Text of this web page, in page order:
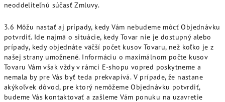
neoddeliteľnú súčasť Zmluvy.
3.6 Môžu nastať aj prípady, kedy Vám nebudeme môcť Objednávku
potvrdiť. Ide najmä o situácie, kedy Tovar nie je dostupný alebo
prípady, kedy objednáte väčší počet kusov Tovaru, než koľko je z
našej strany umožnené. Informáciu o maximálnom počte kusov
Tovaru Vám však vždy v rámci E-shopu vopred poskytneme a
nemala by pre Vás byť teda prekvapivá. V prípade, že nastane
akýkoľvek dôvod, pre ktorý nemôžeme Objednávku potvrdiť,
budeme Vás kontaktovať a zašleme Vám ponuku na uzavretie